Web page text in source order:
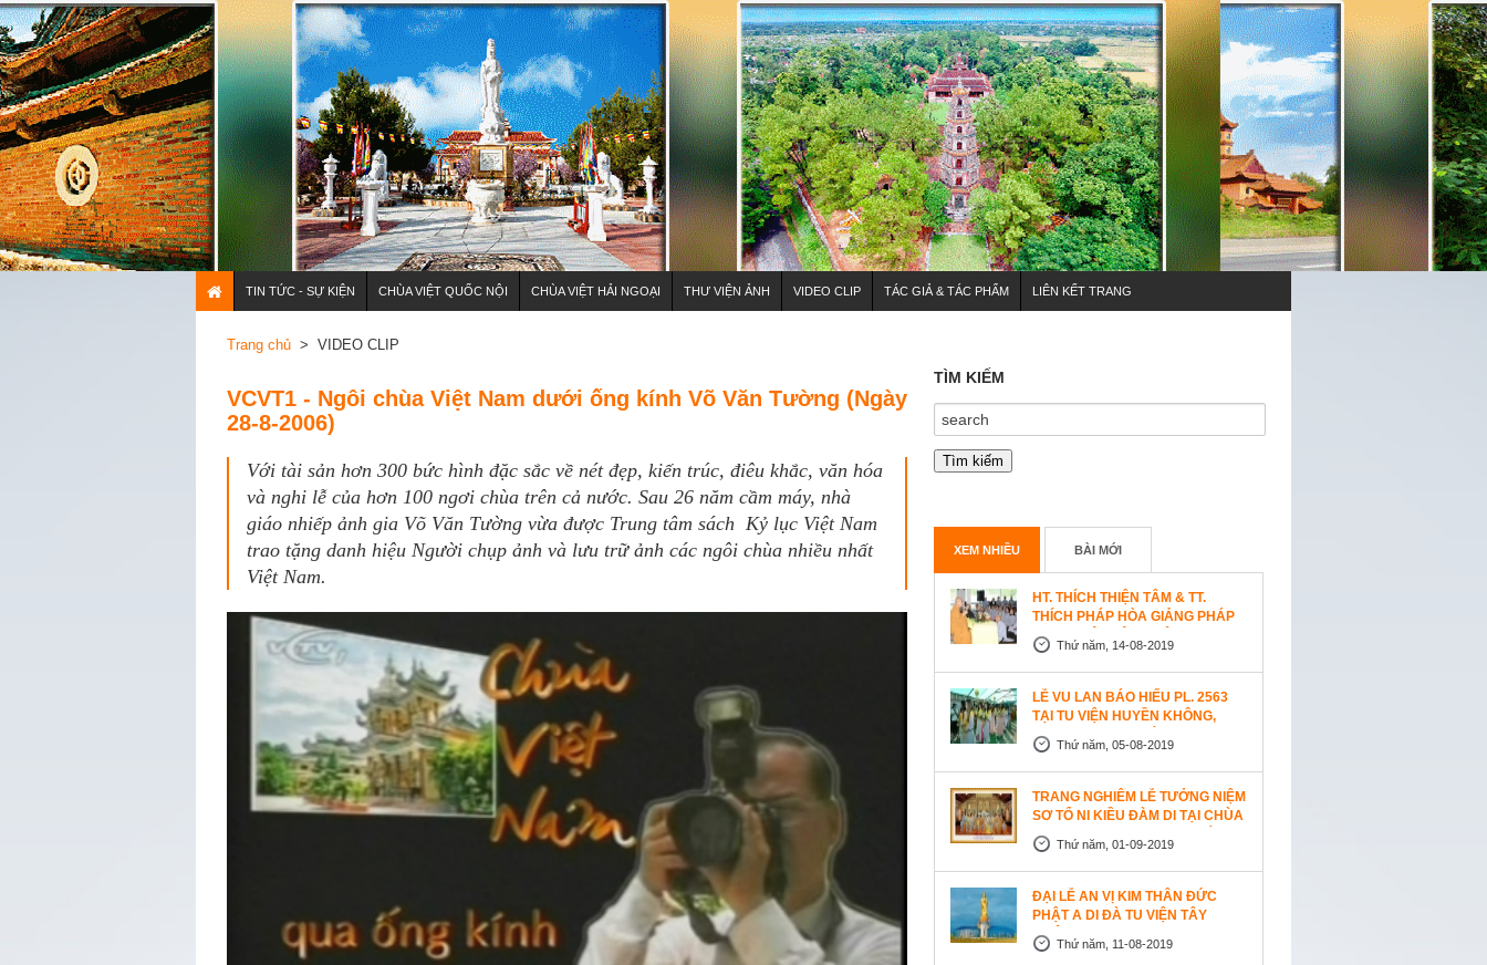
TIN TỨC - SỰ KIỆN CHÙA VIỆT QUỐC NỘI CHÙA VIỆT HẢI NGOẠI THƯ VIỆN ẢNH VIDEO CLIP TÁC GIẢ & TÁC PHẨM LIÊN KẾT TRANG
Trang chủ> VIDEO CLIP
VCVT1 - Ngôi chùa Việt Nam dưới ống kính Võ Văn Tường (Ngày
28-8-2006)
Với tài sản hơn 300 bức hình đặc sắc về nét đẹp, kiến trúc, điêu khắc, văn hóa
và nghi lễ của hơn 100 ngơi chùa trên cả nước. Sau 26 năm cầm máy, nhà
giáo nhiếp ảnh gia Võ Văn Tường vừa được Trung tâm sách Kỷ lục Việt Nam
trao tặng danh hiệu Người chụp ảnh và lưu trữ ảnh các ngôi chùa nhiều nhất
Việt Nam.
TÌM KIẾM
XEM NHIỀU BÀI MỚI
HT. THÍCH THIỆN TÂM & TT.
THÍCH PHÁP HÒA GIẢNG PHÁP
TẠI TU VIỆN TÂY THIÊN
WESTLOCK, CANADA
Thứ năm, 14-08-2019
LỄ VU LAN BÁO HIẾU PL. 2563
TẠI TU VIỆN HUYỀN KHÔNG,
SAN JOSE (HOA KỲ)
Thứ năm, 05-08-2019
TRANG NGHIÊM LỄ TƯỞNG NIỆM
SƠ TỔ NI KIỀU ĐÀM DI TẠI CHÙA
AN LẠC, SAN JOSE, HOA KỲ
Thứ năm, 01-09-2019
ĐẠI LỄ AN VỊ KIM THÂN ĐỨC
PHẬT A DI ĐÀ TU VIỆN TÂY
THIÊN, CANADA
Thứ năm, 11-08-2019